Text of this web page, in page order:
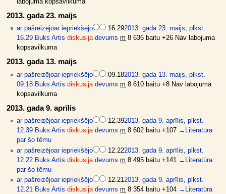
labojuma kopsavilkuma
2013. gada 23. maijs
ar pašreizējoar iepriekšējo 16.292013. gada 23. maijs, plkst.
16.29 Buks Artis diskusija devums m 8 636 baitu +26 Nav labojuma
kopsavilkuma
2013. gada 13. maijs
ar pašreizējoar iepriekšējo 09.182013. gada 13. maijs, plkst.
09.18 Buks Artis diskusija devums m 8 610 baitu +8 Nav labojuma
kopsavilkuma
2013. gada 9. aprīlis
ar pašreizējoar iepriekšējo 12.392013. gada 9. aprīlis, plkst.
12.39 Buks Artis diskusija devums m 8 602 baitu +107 → Literatūra
par šo tēmu
ar pašreizējoar iepriekšējo 12.222013. gada 9. aprīlis, plkst.
12.22 Buks Artis diskusija devums m 8 495 baitu +141 →
Literatūra
par šo tēmu
ar pašreizējoar iepriekšējo 12.212013. gada 9. aprīlis, plkst.
12.21 Buks Artis diskusija devums m 8 354 baitu +104 → Literatūra